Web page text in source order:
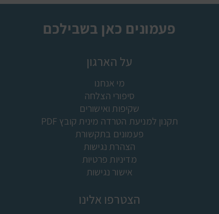
פעמונים כאן בשבילכם
על הארגון
מי אנחנו
סיפורי הצלחה
שקיפות ואישורים
תקנון למניעת הטרדה מינית קובץ PDF
פעמונים בתקשורת
הצהרת נגישות
מדיניות פרטיות
אישור נגישות
הצטרפו אלינו